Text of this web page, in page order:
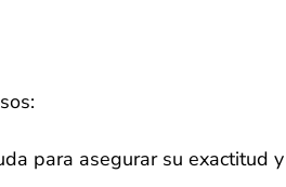
para asegurar su exactitud